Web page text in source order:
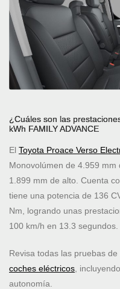
¿Cuáles son las
kWh FAMILY ADVANCE
El Toyota Proace Verso
Monovolúmen de 4.959
1.899 mm de alto. Cuenta
tiene una potencia de 136
Nm, logrando unas
100 km/h en 13.3 segundos.
Revisa todas las pruebas
coches eléctricos ,
autonomía.